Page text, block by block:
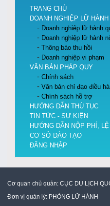
TRANG CHỦ
DOANH NGHIỆP LỮ HÀNH
Doanh nghiệp lữ hành
Doanh nghiệp lữ hành
Thông báo thu hồi
Doanh nghiệp vi phạm
VĂN BẢN PHÁP QUY
Chính sách
Văn bản chỉ đạo điều
Chính sách hỗ trợ
HƯỚNG DẪN THỦ TỤC
TIN TỨC - SỰ KIỆN
HƯỚNG DẪN NỘP PHÍ,
CƠ SỞ ĐÀO TẠO
ĐĂNG NHẬP
Cơ quan chủ quản: CỤC DU LỊCH
Đơn vị quản lý: PHÒNG LỮ HÀNH